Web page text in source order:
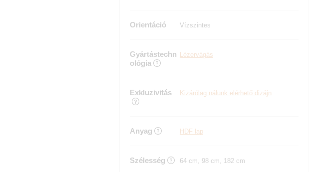
Orientáció Vízszintes
Gyártástechn
ológia
Lézervágás
Exkluzivitás Kizárólag nálunk elérhető dizájn
Anyag HDF lap
Szélesség 64 cm, 98 cm, 182 cm